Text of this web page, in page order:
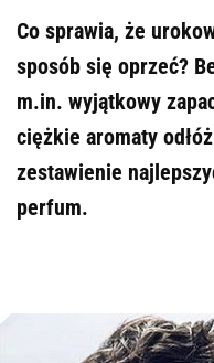
Co sprawia, że
sposób się oprzeć?
m.in. wyjątkowy
ciężkie aromaty
zestawienie
perfum.